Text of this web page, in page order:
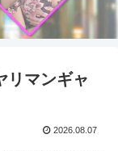
リマンギャ
2026.08.07